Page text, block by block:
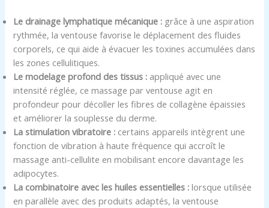
Le drainage lymphatique mécanique : grâce à une aspiration
rythmée, la ventouse favorise le déplacement des fluides
corporels, ce qui aide à évacuer les toxines accumulées dans
les zones cellulitiques.
Le modelage profond des tissus : appliqué avec une
intensité réglée, ce massage par ventouse agit en
profondeur pour décoller les fibres de collagène épaissies
et améliorer la souplesse du derme.
La stimulation vibratoire : certains appareils intègrent une
fonction de vibration à haute fréquence qui accroît le
massage anti-cellulite en mobilisant encore davantage les
adipocytes.
La combinatoire avec les huiles essentielles : lorsque utilisée
en parallèle avec des produits adaptés, la ventouse